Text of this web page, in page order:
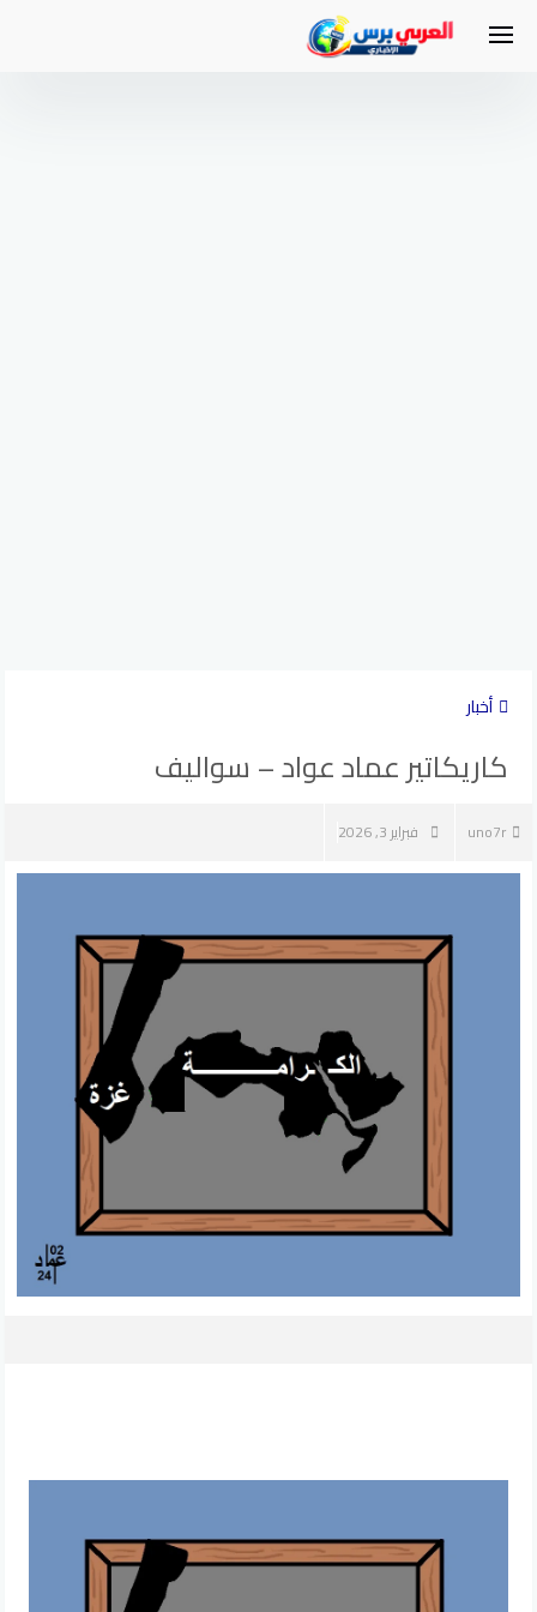
أخبار
كاريكاتير عماد عواد – سواليف
uno7r فبراير 3, 2026